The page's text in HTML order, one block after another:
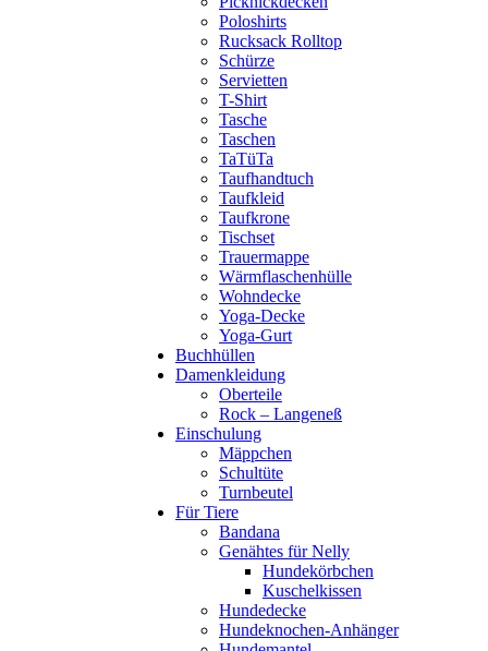
Poloshirts
Rucksack Rolltop
Schürze
Servietten
T-Shirt
Tasche
Taschen
TaTüTa
Taufhandtuch
Taufkleid
Taufkrone
Tischset
Trauermappe
Wärmflaschenhülle
Wohndecke
Yoga-Decke
Yoga-Gurt
Buchhüllen
Damenkleidung
Oberteile
Rock – Langeneß
Einschulung
Mäppchen
Schultüte
Turnbeutel
Für Tiere
Bandana
Genähtes für Nelly
Hundekörbchen
Kuschelkissen
Hundedecke
Hundeknochen-Anhänger